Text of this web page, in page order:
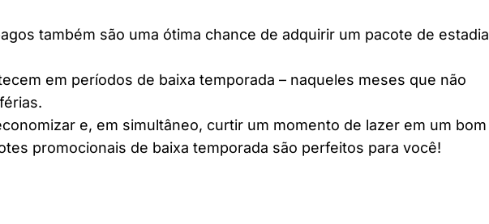
também são uma ótima chance de adquirir um pacote de estadia
em períodos de baixa temporada – naqueles meses que não
e, em simultâneo, curtir um momento de lazer em um bom
promocionais de baixa temporada são perfeitos para você!